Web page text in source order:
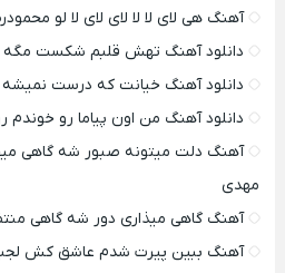
آهنگ هی لای لا لا لای لای لا لو
دانلود آهنگ تهش قلبم شکست مگه
دانلود آهنگ خیانت که درست نمیشه
دانلود آهنگ من اون پیاما رو
آهنگ دلت میتونه صبور شه گاهی
مهدی
آهنگ گاهی میذاری دور شه گاهی
آهنگ ببین پیرت شدم عاشق کش